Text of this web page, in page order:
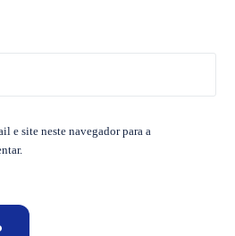
e site neste navegador para a